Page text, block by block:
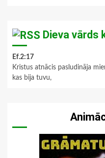
Dieva vārds
Ef.2:17
Kristus atnācis pasludināja
kas bija tuvu,